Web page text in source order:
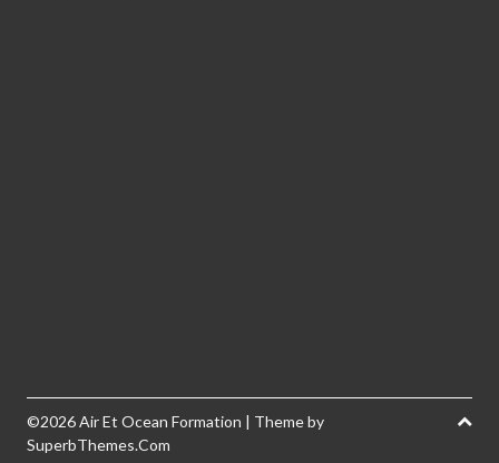
©2026 Air Et Ocean Formation | Theme by
SuperbThemes.Com